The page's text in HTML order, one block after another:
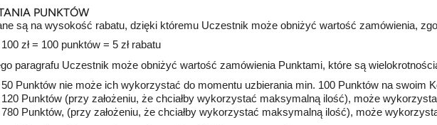
PUNKTÓW
są na wysokość rabatu, dzięki któremu Uczestnik może obniżyć wartość zamówienia,
zł = 100 punktów = 5 zł rabatu
paragrafu Uczestnik może obniżyć wartość zamówienia Punktami, które są
Punktów nie może ich wykorzystać do momentu uzbierania min. 100 Punktów na swoim
Punktów (przy założeniu, że chciałby wykorzystać maksymalną ilość), może
Punktów, (przy założeniu, że chciałby wykorzystać maksymalną ilość), może